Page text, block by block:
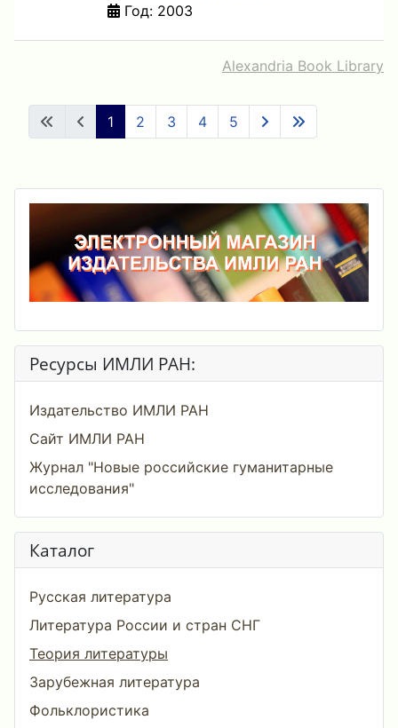
Год: 2003
Alexandria Book Library
1 2 3 4 5
Ресурсы ИМЛИ РАН:
Издательство ИМЛИ РАН
Сайт ИМЛИ РАН
Журнал "Новые российские гуманитарные
исследования"
Каталог
Русская литература
Литература России и стран СНГ
Теория литературы
Зарубежная литература
Фольклористика